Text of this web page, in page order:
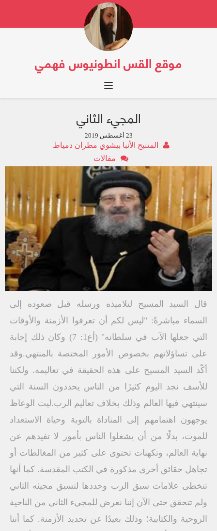
موقع القس انطونيوس فهمي
Toggle navigation
المجيء الثاني
23 أغسطس 2019
المتنيح الأنبا بيشوي مطران دمياط
مقالات
قال السيد المسيح لتلاميذه ورسله قبل صعوده إلى
السماء مباشرةً: "ليس لكم أن تعرفوا الأزمنة والأوقات
التي جعلها الآب في سلطانه" (أع1: 7) وكان ذلك إجابة
على تساؤلاتهم بخصوص الأمور المختصة بالمنتهي.وقد
أكّد السيد المسيح على هذه الحقيقة في تعاليمه. ولكننا
للأسف نجد اليوم كثيرًا من الناس يحددون السنة التي
سينتهي فيها العالم وذلك بخلاف تعاليم الرب.ليت الوعاظ
يوجهون اهتمامهم إلى المناداة بالتوبة وحياة الاستعداد
للموت، بدلًا من أن يشغلوا الناس بأمور لا تفيدهم عن
نهاية العالم، وتكهنات تحتوى على كثير من المغالطات أو
تجاهل حقائق أخرى مذكورة في الكتب المقدسة. كما أنها
تتخطى علامات سبق الرب وحددها لتسبق مجيئه الثاني
ولم تتحقق حتى الآن إننا نعرض للمجيء الثاني من الناحية
الروحية والكتابية؛ وذلك بعيدًا عن تحديد الأزمنة. كما أننا